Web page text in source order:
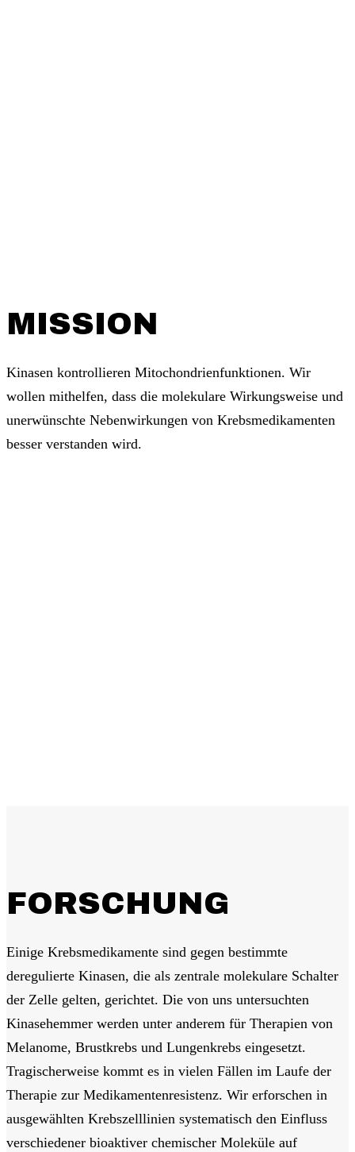
MISSION
Kinasen kontrollieren Mitochondrienfunktionen. Wir
wollen mithelfen, dass die molekulare Wirkungsweise und
unerwünschte Nebenwirkungen von Krebsmedikamenten
besser verstanden wird.
FORSCHUNG
Einige Krebsmedikamente sind gegen bestimmte
deregulierte Kinasen, die als zentrale molekulare Schalter
der Zelle gelten, gerichtet. Die von uns untersuchten
Kinasehemmer werden unter anderem für Therapien von
Melanome, Brustkrebs und Lungenkrebs eingesetzt.
Tragischerweise kommt es in vielen Fällen im Laufe der
Therapie zur Medikamentenresistenz. Wir erforschen in
ausgewählten Krebszelllinien systematisch den Einfluss
verschiedener bioaktiver chemischer Moleküle auf